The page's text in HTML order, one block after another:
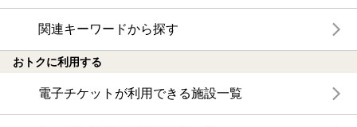
関連キーワードから探す
おトクに利用する
電子チケットが利用できる施設一覧